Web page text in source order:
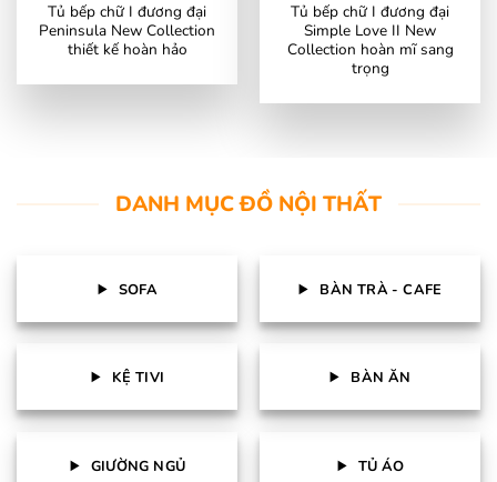
Tủ bếp chữ I đương đại
Peninsula New Collection
thiết kế hoàn hảo
Tủ bếp chữ I đương đại
Simple Love II New
Collection hoàn mĩ sang
trọng
DANH MỤC ĐỒ NỘI THẤT
SOFA BÀN TRÀ - CAFE
KỆ TIVI BÀN ĂN
GIƯỜNG NGỦ TỦ ÁO